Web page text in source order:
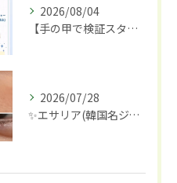
2026/08/04
【手の甲で検証スタート】✋✨
2026/07/28
✨エサリア(韓国名ジュブアセル)導入します✨